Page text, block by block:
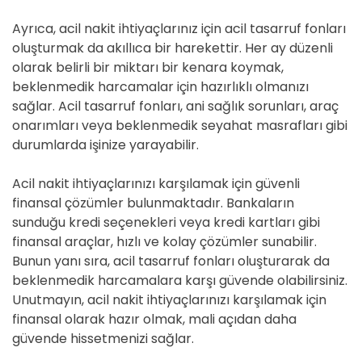
Ayrıca, acil nakit ihtiyaçlarınız için acil tasarruf fonları
oluşturmak da akıllıca bir harekettir. Her ay düzenli
olarak belirli bir miktarı bir kenara koymak,
beklenmedik harcamalar için hazırlıklı olmanızı
sağlar. Acil tasarruf fonları, ani sağlık sorunları, araç
onarımları veya beklenmedik seyahat masrafları gibi
durumlarda işinize yarayabilir.
Acil nakit ihtiyaçlarınızı karşılamak için güvenli
finansal çözümler bulunmaktadır. Bankaların
sunduğu kredi seçenekleri veya kredi kartları gibi
finansal araçlar, hızlı ve kolay çözümler sunabilir.
Bunun yanı sıra, acil tasarruf fonları oluşturarak da
beklenmedik harcamalara karşı güvende olabilirsiniz.
Unutmayın, acil nakit ihtiyaçlarınızı karşılamak için
finansal olarak hazır olmak, mali açıdan daha
güvende hissetmenizi sağlar.